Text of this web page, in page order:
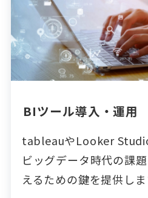
BIツール導入・運用
tableauやLooker
ビッグデータ時代の課
えるための鍵を提供しま